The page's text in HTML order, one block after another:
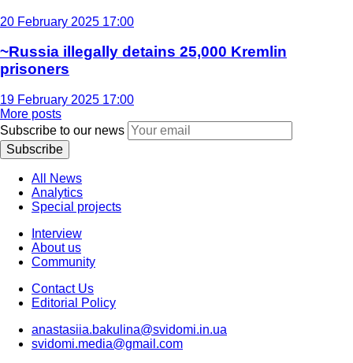
20 February 2025 17:00
~Russia illegally detains 25,000 Kremlin
prisoners
19 February 2025 17:00
More posts
Subscribe to our news
Subscribe
All News
Analytics
Special projects
Interview
About us
Community
Contact Us
Editorial Policy
anastasiia.bakulina@svidomi.in.ua
svidomi.media@gmail.com